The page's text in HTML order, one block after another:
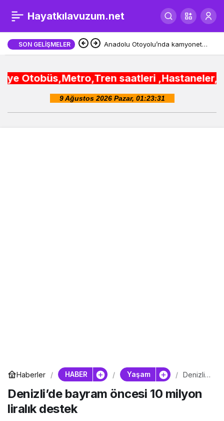
Hayatkılavuzum.net
SON GELIŞMELER Anadolu Otoyolu’nda kamyonet
saatleri
Haberler HABER Yaşam
Denizli’d
bayram
öncesi
Denizli’de bayram öncesi 10 milyon
liralık destek
Denizli’de bayram
öncesi 10 milyon liralık
0